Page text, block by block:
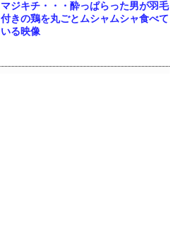
マジキチ・・・酔っぱらった男が羽毛
付きの鶏を丸ごとムシャムシャ食べて
いる映像